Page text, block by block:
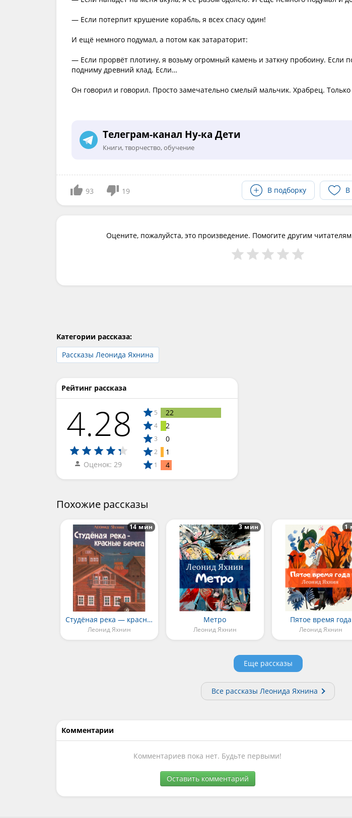
— Если потерпит крушение корабль, я всех спасу один!
И ещё немного подумал, а потом как затараторит:
— Если прорвёт плотину, я возьму огромный камень и заткну пробоину. Если
подниму древний клад. Если…
Он говорил и говорил. Просто замечательно смелый мальчик. Храбрец.
Телеграм-канал Ну-ка Дети
Книги, творчество, обучение
93 19 В подборку В
Оцените, пожалуйста, это произведение. Помогите другим
Категории рассказа:
Рассказы Леонида Яхнина
Рейтинг рассказа
4.28
Оценок: 29
5 22
4 2
3 0
2 1
1 4
Похожие рассказы
Студёная река — красные берега
Леонид Яхнин
14 мин
Метро
Леонид Яхнин
3 мин
Пятое время года
Леонид Яхнин
1
Еще рассказы
Все рассказы Леонида Яхнина
Комментарии
Комментариев пока нет. Будьте первыми!
Оставить комментарий